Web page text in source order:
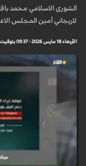
الشورى الاسلامي محمد
لاريجاني أمين المجلس
الأربعاء 18 مارس 2026 - 09:37 بتوقيت مكة